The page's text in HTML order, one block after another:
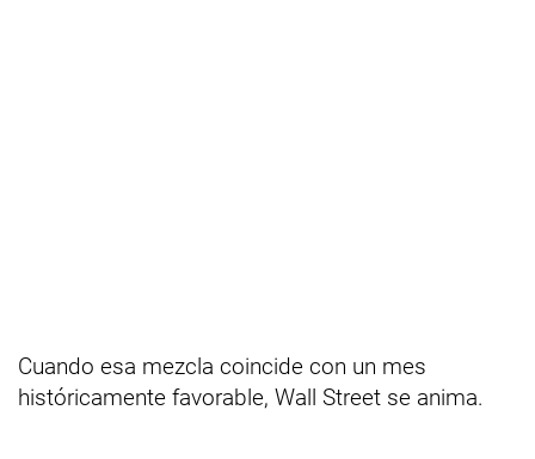
Cuando esa mezcla coincide con un mes
históricamente favorable, Wall Street se anima.